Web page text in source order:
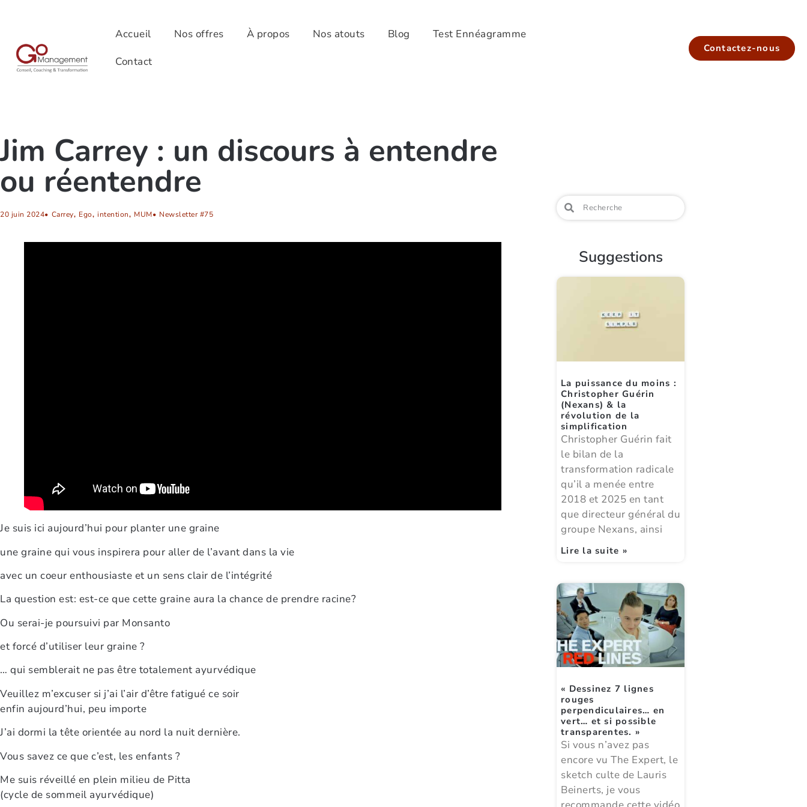
Accueil Nos offres À propos Nos atouts Blog
Test Ennéagramme
Contact
Contactez-nous
Jim Carrey : un discours à entendre
ou réentendre
20 juin 2024• Carrey, Ego, intention, MUM• Newsletter #75
Je suis ici aujourd’hui pour planter une graine
une graine qui vous inspirera pour aller de l’avant dans la vie
avec un coeur enthousiaste et un sens clair de l’intégrité
La question est: est-ce que cette graine aura la chance de prendre racine?
Ou serai-je poursuivi par Monsanto
et forcé d’utiliser leur graine ?
… qui semblerait ne pas être totalement ayurvédique
Veuillez m’excuser si j’ai l’air d’être fatigué ce soir
enfin aujourd’hui, peu importe
J’ai dormi la tête orientée au nord la nuit dernière.
Vous savez ce que c’est, les enfants ?
Me suis réveillé en plein milieu de Pitta
(cycle de sommeil ayurvédique)
Suggestions
La puissance du moins :
Christopher Guérin
(Nexans) & la
révolution de la
simplification
Christopher Guérin fait
le bilan de la
transformation radicale
qu’il a menée entre
2018 et 2025 en tant
que directeur général du
groupe Nexans, ainsi
Lire la suite »
« Dessinez 7 lignes
rouges
perpendiculaires… en
vert… et si possible
transparentes. »
Si vous n’avez pas
encore vu The Expert, le
sketch culte de Lauris
Beinerts, je vous